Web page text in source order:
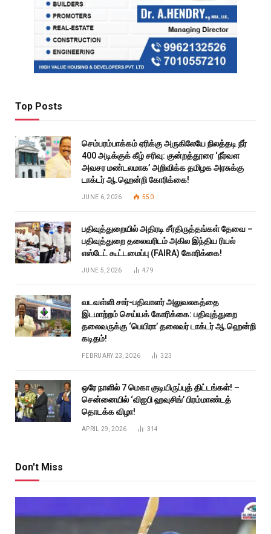
Top Posts
செம்பரம்பாக்கம் ஏரிக்கு அருகிலேயே நிலத்தடி நீர்
400 அடிக்குக் கீழ் சரிவு: குன்றத்தூரை ‘நீர்வள
அவசர மண்டலமாக’ அறிவிக்க தமிழக அரசுக்கு
டாக்டர் ஆ.ஹென்றி கோரிக்கை!
JUNE 6, 2026 550
பதிவுத்துறையில் அதிரடி சீர்திருத்தங்கள் தேவை –
பதிவுத்துறை தலைவரிடம் அகில இந்திய ரியல்
எஸ்டேட் கூட்டமைப்பு (FAIRA) கோரிக்கை!
JUNE 5, 2026 479
வடவள்ளி சார்-பதிவாளர் அலுவலகத்தை
இடமாற்றம் செய்யக் கோரிக்கை: பதிவுத்துறை
தலைவருக்கு ‘பெயிரா’ தலைவர் டாக்டர் ஆ.ஹென்றி
கடிதம்!
FEBRUARY 23, 2026 323
ஒரே நாளில் 7 மெகா குடியிருப்புத் திட்டங்கள்! –
சென்னையில் ‘விஐபி ஹவுசிங்’ பிரம்மாண்டத்
தொடக்க விழா!
APRIL 29, 2026 314
Don't Miss